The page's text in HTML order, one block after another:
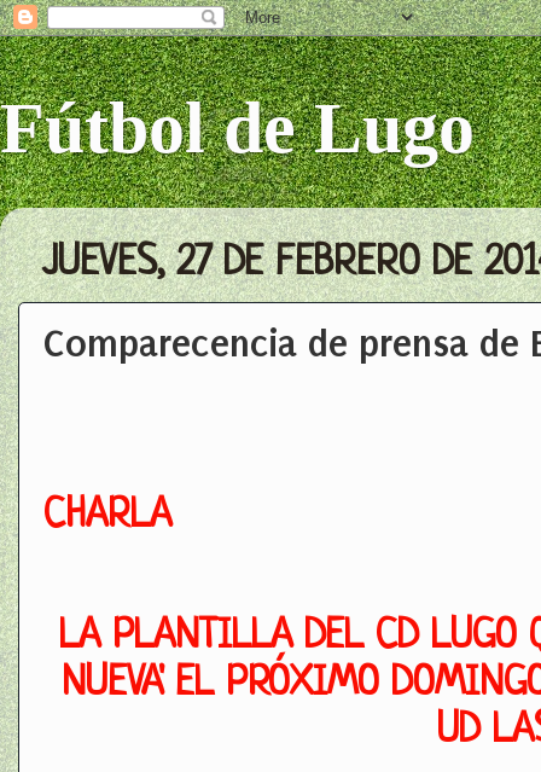
Fútbol de Lugo
JUEVES, 27 DE FEBRERO DE
Comparecencia de prensa de
CHARLA
LA PLANTILLA DEL CD LUGO
NUEVA' EL PRÓXIMO
UD